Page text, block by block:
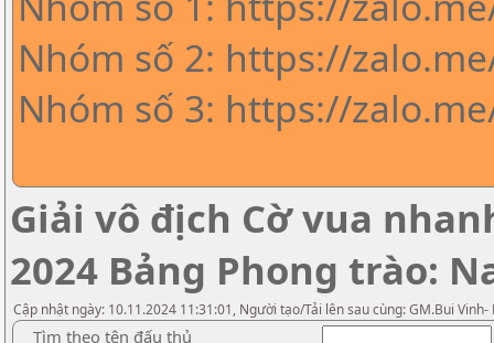
Nhóm số 2: https://
Nhóm số 3: https://
Giải vô địch Cờ vua
2024 Bảng Phong trào:
Cập nhật ngày: 10.11.2024 11:31:01, Người tạo/Tải lên sau cùng: GM.Bui
Tìm theo tên đấu thủ